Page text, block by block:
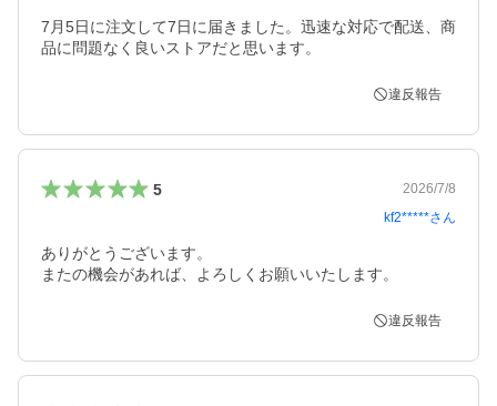
7月5日に注文して7日に届きました。迅速な対応で配送、商
品に問題なく良いストアだと思います。
違反報告
5
2026/7/8
kf2*****さん
ありがとうございます。
またの機会があれば、よろしくお願いいたします。
違反報告